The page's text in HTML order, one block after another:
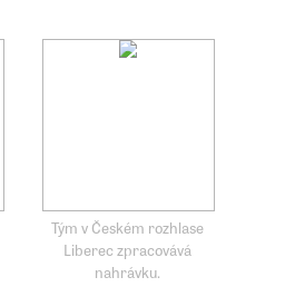
Tým v Českém rozhlase
Liberec zpracovává
nahrávku.